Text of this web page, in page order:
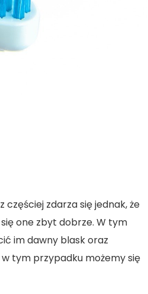
zdarza się jednak, że
one zbyt dobrze. W tym
im dawny blask oraz
tym przypadku możemy się